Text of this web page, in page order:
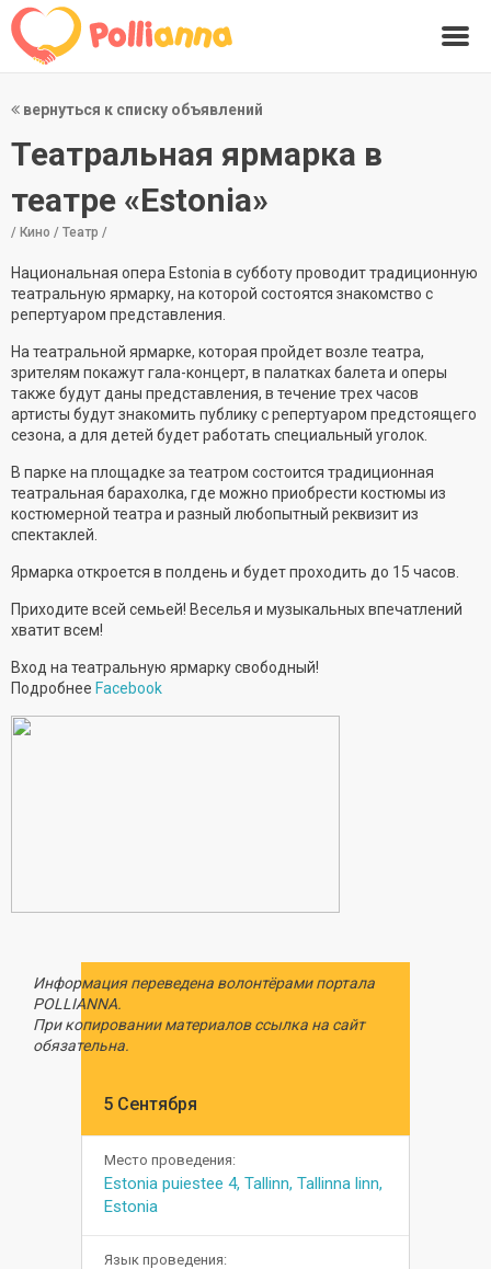
вернуться к списку объявлений
Театральная ярмарка в
театре «Estonia»
/ Кино / Театр /
Национальная опера Estonia в субботу проводит традиционную
театральную ярмарку, на которой состоятся знакомство с
репертуаром представления.
На театральной ярмарке, которая пройдет возле театра,
зрителям покажут гала-концерт, в палатках балета и оперы
также будут даны представления, в течение трех часов
артисты будут знакомить публику с репертуаром предстоящего
сезона, а для детей будет работать специальный уголок.
В парке на площадке за театром состоится традиционная
театральная барахолка, где можно приобрести костюмы из
костюмерной театра и разный любопытный реквизит из
спектаклей.
Ярмарка откроется в полдень и будет проходить до 15 часов.
Приходите всей семьей! Веселья и музыкальных впечатлений
хватит всем!
Вход на театральную ярмарку свободный!
Подробнее Facebook
Информация переведена волонтёрами портала
POLLIANNA.
При копировании материалов ссылка на сайт
обязательна.
5 Сентября
Место проведения:
Estonia puiestee 4, Tallinn, Tallinna linn,
Estonia
Язык проведения: